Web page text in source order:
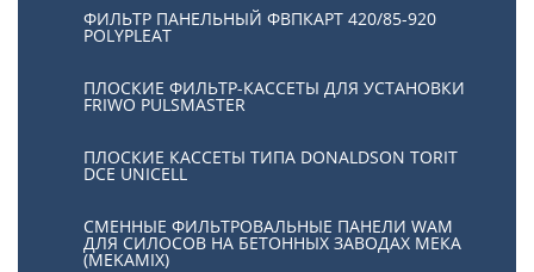
ФИЛЬТР ПАНЕЛЬНЫЙ ФВПКАРТ 420/85-920
POLYPLEAT
ПЛОСКИЕ ФИЛЬТР-КАССЕТЫ ДЛЯ УСТАНОВКИ
FRIWO PULSMASTER
ПЛОСКИЕ КАССЕТЫ ТИПА DONALDSON TORIT
DCE UNICELL
СМЕННЫЕ ФИЛЬТРОВАЛЬНЫЕ ПАНЕЛИ WAM
ДЛЯ СИЛОСОВ НА БЕТОННЫХ ЗАВОДАХ МЕКА
(MEKAMIX)